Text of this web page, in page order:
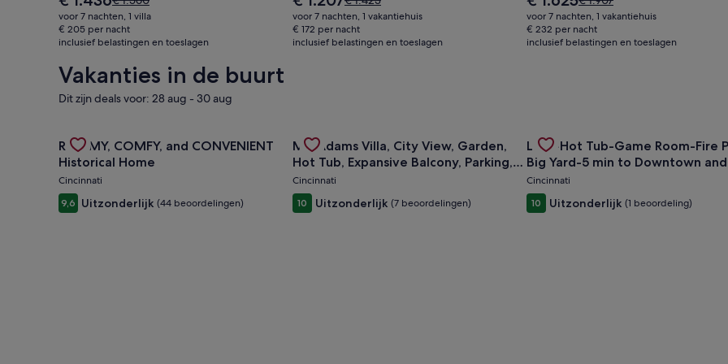
prijs
is
€ 1.436
prijs
was
€ 1.560,
meer
informatie
over
voor 7 nachten, 1 villa
€ 205 per nacht
inclusief belastingen en toeslagen
prijs
is
€ 1.207
prijs
was
€ 1.423,
voor 7 nachten, 1 vakantiehuis
€ 172 per nacht
inclusief belastingen en toeslagen
prijs
is
€ 1.625
prijs
was
€ 1.907,
voor 7 nachten, 1 vakantiehuis
€ 232 per nacht
inclusief belastingen en toeslagen
Vakanties in de buurt
Dit zijn deals voor: 28 aug - 30 aug
Gallery
Carousel
ROOMY, COMFY, and CONVENIENT
Historical Home
Cincinnati
9,6 Uitzonderlijk (44 beoordelingen)
Gallery
Carousel
Mt. Adams Villa, City View, Garden,
Hot Tub, Expansive Balcony, Parking,
Games
Cincinnati
10 Uitzonderlijk (7 beoordelingen)
Gallery
Carousel
Luxe-Hot Tub-Game Room-Fire
Big Yard-5 min to Downtown and
Cincinnati
10 Uitzonderlijk (1 beoordeling)